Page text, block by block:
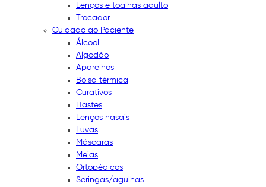
Lenços e toalhas adulto
Trocador
Cuidado ao Paciente
Álcool
Algodão
Aparelhos
Bolsa térmica
Curativos
Hastes
Lenços nasais
Luvas
Máscaras
Meias
Ortopédicos
Seringas/agulhas